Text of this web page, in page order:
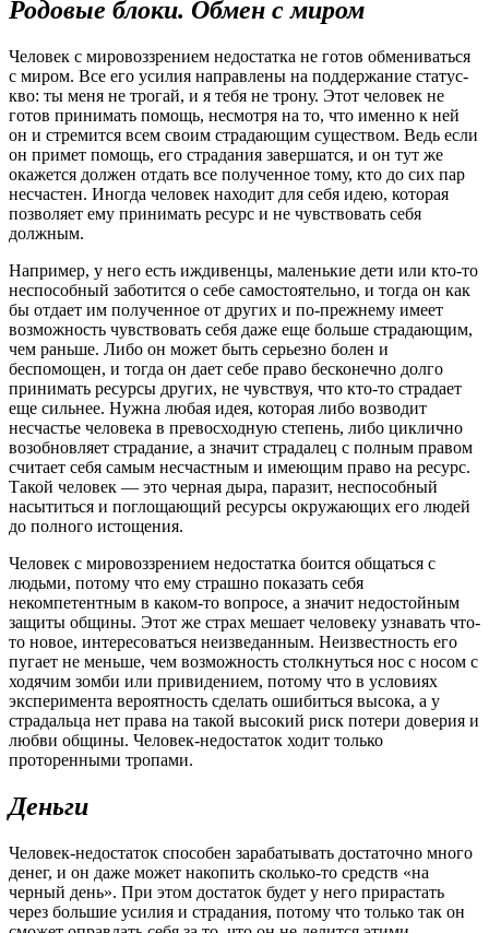
Родовые блоки. Обмен с миром
Человек с мировоззрением недостатка не готов обмениваться
с миром. Все его усилия направлены на поддержание статус-
кво: ты меня не трогай, и я тебя не трону. Этот человек не
готов принимать помощь, несмотря на то, что именно к ней
он и стремится всем своим страдающим существом. Ведь если
он примет помощь, его страдания завершатся, и он тут же
окажется должен отдать все полученное тому, кто до сих пар
несчастен. Иногда человек находит для себя идею, которая
позволяет ему принимать ресурс и не чувствовать себя
должным.
Например, у него есть иждивенцы, маленькие дети или кто-то
неспособный заботится о себе самостоятельно, и тогда он как
бы отдает им полученное от других и по-прежнему имеет
возможность чувствовать себя даже еще больше страдающим,
чем раньше. Либо он может быть серьезно болен и
беспомощен, и тогда он дает себе право бесконечно долго
принимать ресурсы других, не чувствуя, что кто-то страдает
еще сильнее. Нужна любая идея, которая либо возводит
несчастье человека в превосходную степень, либо циклично
возобновляет страдание, а значит страдалец с полным правом
считает себя самым несчастным и имеющим право на ресурс.
Такой человек — это черная дыра, паразит, неспособный
насытиться и поглощающий ресурсы окружающих его людей
до полного истощения.
Человек с мировоззрением недостатка боится общаться с
людьми, потому что ему страшно показать себя
некомпетентным в каком-то вопросе, а значит недостойным
защиты общины. Этот же страх мешает человеку узнавать что-
то новое, интересоваться неизведанным. Неизвестность его
пугает не меньше, чем возможность столкнуться нос с носом с
ходячим зомби или привидением, потому что в условиях
эксперимента вероятность сделать ошибиться высока, а у
страдальца нет права на такой высокий риск потери доверия и
любви общины. Человек-недостаток ходит только
проторенными тропами.
Деньги
Человек-недостаток способен зарабатывать достаточно много
денег, и он даже может накопить сколько-то средств «на
черный день». При этом достаток будет у него прирастать
через большие усилия и страдания, потому что только так он